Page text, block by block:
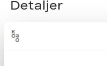
Detaljer
Datering